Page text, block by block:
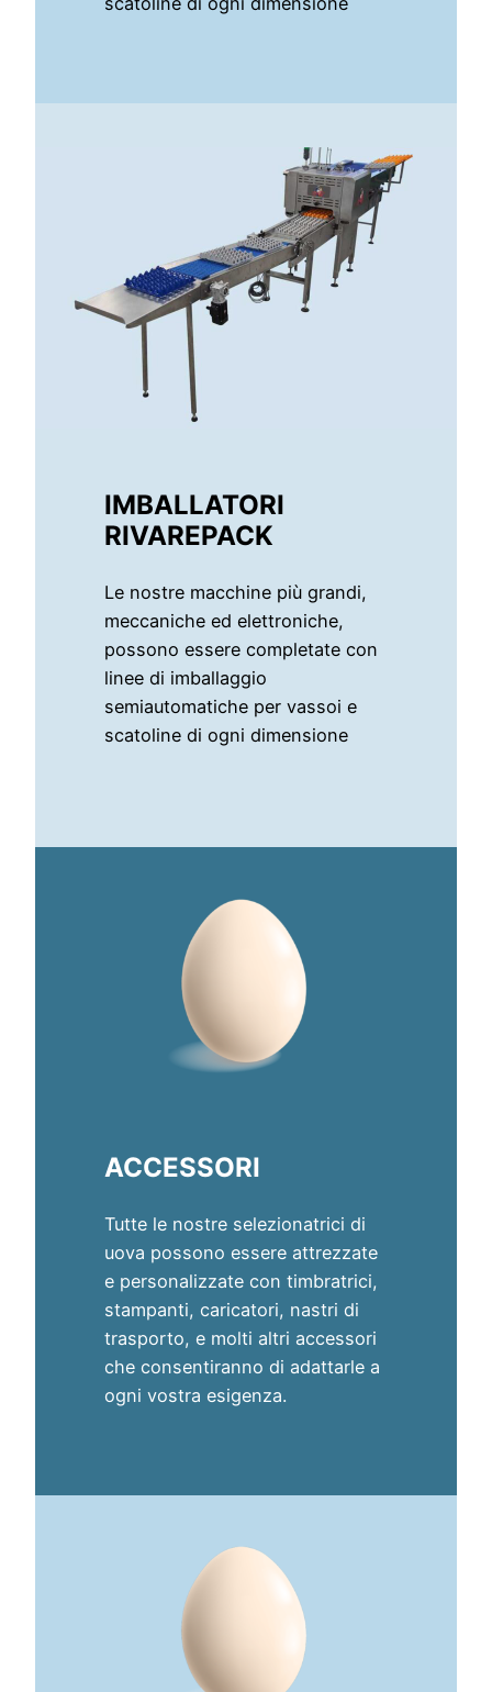
IMBALLATORI
RIVAREPACK
Le nostre macchine più grandi,
meccaniche ed elettroniche,
possono essere completate con
linee di imballaggio
semiautomatiche per vassoi e
scatoline di ogni dimensione
ACCESSORI
Tutte le nostre selezionatrici di
uova possono essere attrezzate
e personalizzate con timbratrici,
stampanti, caricatori, nastri di
trasporto, e molti altri accessori
che consentiranno di adattarle a
ogni vostra esigenza.